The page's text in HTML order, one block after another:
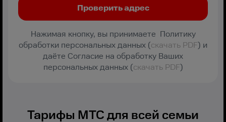
Нажимая кнопку, вы принимаете Политику
обработки персональных данных (скачать PDF) и
даёте Согласие на обработку Ваших
персональных данных (скачать PDF)
Тарифы МТС для всей семьи